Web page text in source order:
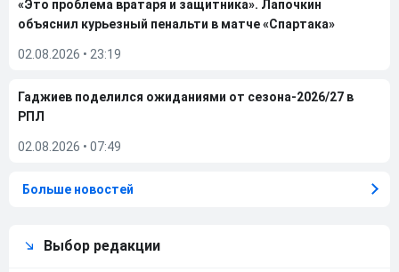
«Это проблема вратаря и защитника». Лапочкин
объяснил курьезный пенальти в матче «Спартака»
02.08.2026 • 23:19
Гаджиев поделился ожиданиями от сезона-2026/27 в
РПЛ
02.08.2026 • 07:49
Больше новостей
Выбор редакции